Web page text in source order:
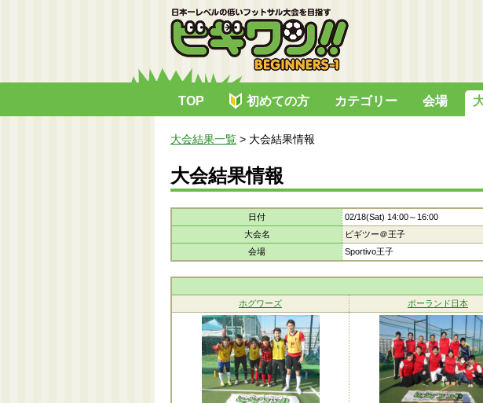
TOP 初めての方 カテゴリー 会場
大会結果一覧 > 大会結果情報
大会結果情報
日付
02/18(Sat) 14:00～16:00
大会名
ビギツー＠王子
会場
Sportivo王子
ホグワーズ
ポーランド日本